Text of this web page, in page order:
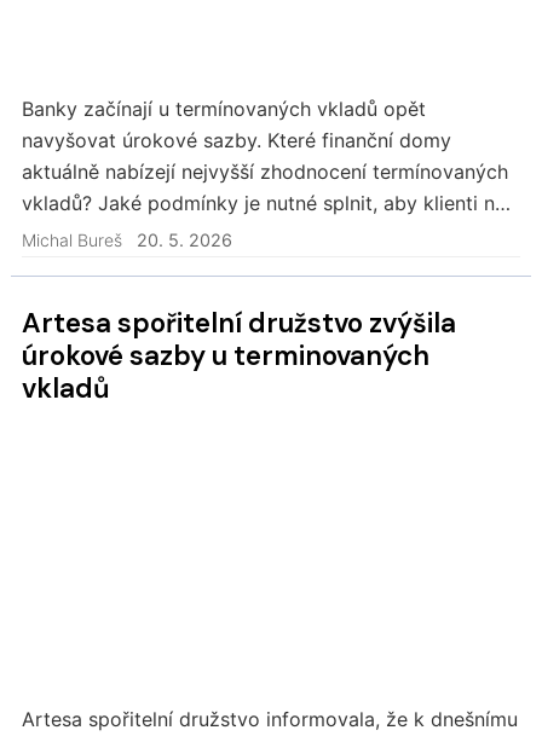
Banky začínají u termínovaných vkladů opět
navyšovat úrokové sazby. Které finanční domy
aktuálně nabízejí nejvyšší zhodnocení termínovaných
vkladů? Jaké podmínky je nutné splnit, aby klienti na
nejvyšší úrok dosáhli?
Michal Bureš 20. 5. 2026
Artesa spořitelní družstvo zvýšila
úrokové sazby u terminovaných
vkladů
Artesa spořitelní družstvo informovala, že k dnešnímu